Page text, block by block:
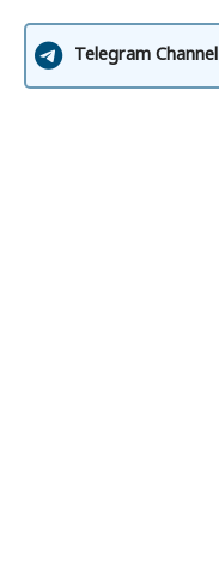
Telegram Channel